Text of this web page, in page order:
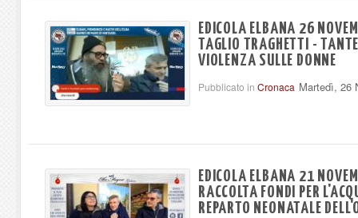
EDICOLA ELBANA 26
TAGLIO TRAGHETTI -
VIOLENZA SULLE DONNE
Pubblicato in Cronaca Martedì, 26
EDICOLA ELBANA 21
RACCOLTA FONDI PER
REPARTO NEONATALE